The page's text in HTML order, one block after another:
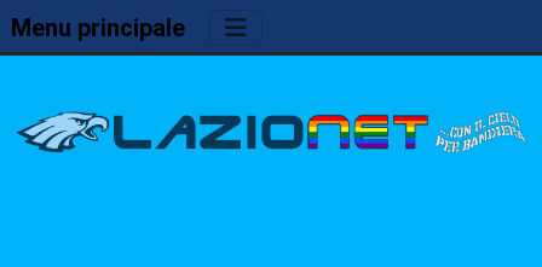
Menu principale